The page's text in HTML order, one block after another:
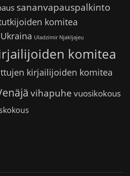
sananvapauspalkinto
komitea
Ukraina Uladzimir Njakljajeu
komitea
kirjailijoiden komitea
vihapuhe vuosikokous